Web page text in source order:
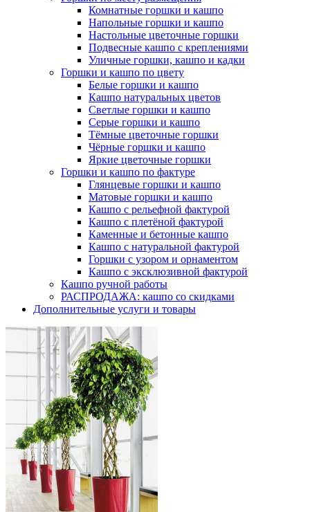
Комнатные горшки и кашпо
Напольные горшки и кашпо
Настольные цветочные горшки
Подвесные кашпо с креплениями
Уличные горшки, кашпо и кадки
Горшки и кашпо по цвету
Белые горшки и кашпо
Кашпо натуральных цветов
Светлые горшки и кашпо
Серые горшки и кашпо
Тёмные цветочные горшки
Чёрные горшки и кашпо
Яркие цветочные горшки
Горшки и кашпо по фактуре
Глянцевые горшки и кашпо
Матовые горшки и кашпо
Кашпо с рельефной фактурой
Кашпо с плетёной фактурой
Каменные и бетонные кашпо
Кашпо с натуральной фактурой
Горшки с узором и орнаментом
Кашпо с эксклюзивной фактурой
Кашпо ручной работы
РАСПРОДАЖА: кашпо со скидками
Дополнительные услуги и товары